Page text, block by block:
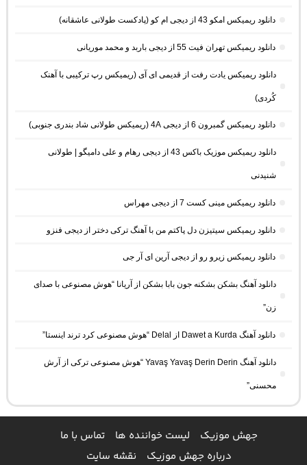
دانلود ریمیکس امکو 43 از دیجی ام کو (پادکست طولانی عاشقانه)
دانلود ریمیکس تهران فیت 55 از دیجی باربد و محمد موریانی
دانلود ریمیکس یادت رفت از قدیمی ای آی (ریمیکس رپ ترکیبی با آهنک
کُردی)
دانلود ریمیکس گمبرون 6 از دیجی 4A (ریمیکس طولانی شاد بندری جنوبی)
دانلود ریمیکس موزیک باکس 43 از دیجی رهام و علی دامیگو | طولانی
شنیدنی
دانلود ریمیکس مینی کست 7 از دیجی مهراس
دانلود ریمیکس سیتیزن دل پاکتم من با آهنگ ترکی دختر از دیجی فنزو
دانلود ریمیکس زیرو رو از دیجی آرین ای آر جی
دانلود آهنگ بشکن بشکنه جون بابا بشکن از آریانا “هوش مصنوعی با صدای
زن”
دانلود آهنگ Dawet a Kurda از Delal “هوش مصنوعی کرد ترند اینستا”
دانلود آهنگ Yavaş Yavaş Derin Derin “هوش مصنوعی ترکی از آرش
محسنی”
جهش موزیک لیست خواننده ها
تماس با ما
درباره جهش موزیک
نقشه سایت